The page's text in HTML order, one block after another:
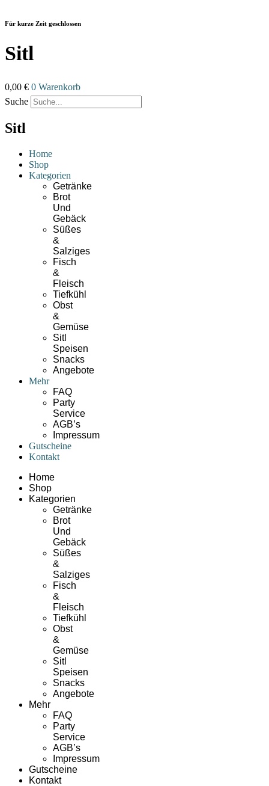
Inhalt
Für kurze Zeit geschlossen
Sitl
0,00 € 0 Warenkorb
Suche
Sitl
Home
Shop
Kategorien
Getränke
Brot
Und
Gebäck
Süßes
&
Salziges
Fisch
&
Fleisch
Tiefkühl
Obst
&
Gemüse
Sitl
Speisen
Snacks
Angebote
Mehr
FAQ
Party
Service
AGB’s
Impressum
Gutscheine
Kontakt
Home
Shop
Kategorien
Getränke
Brot
Und
Gebäck
Süßes
&
Salziges
Fisch
&
Fleisch
Tiefkühl
Obst
&
Gemüse
Sitl
Speisen
Snacks
Angebote
Mehr
FAQ
Party
Service
AGB’s
Impressum
Gutscheine
Kontakt